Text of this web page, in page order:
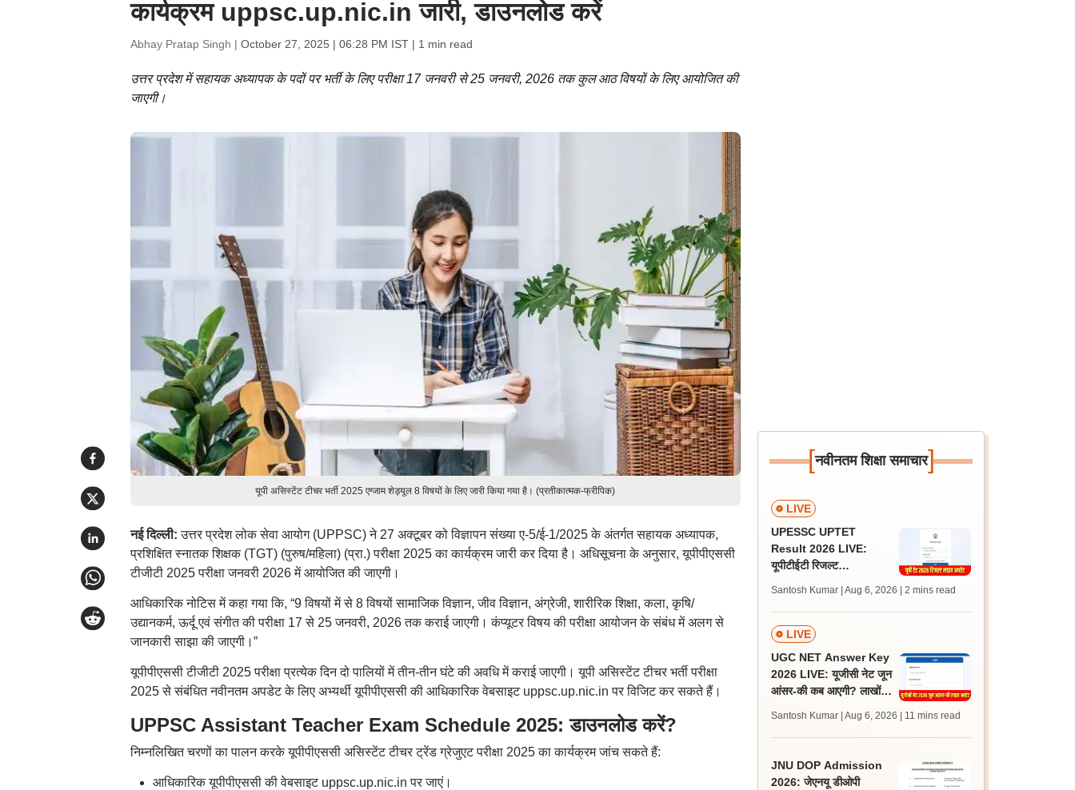
कार्यक्रम uppsc.up.nic.in जारी, डाउनलोड करें
Abhay Pratap Singh | October 27, 2025 | 06:28 PM IST| 1 min read
उत्तर प्रदेश में सहायक अध्यापक के पदों पर भर्ती के लिए परीक्षा 17 जनवरी से 25 जनवरी, 2026 तक कुल आठ विषयों के लिए आयोजित की
जाएगी।
यूपी असिस्टेंट टीचर भर्ती 2025 एग्जाम शेड्यूल 8 विषयों के लिए जारी किया गया है। (प्रतीकात्मक-फ्रीपिक)
नई दिल्ली: उत्तर प्रदेश लोक सेवा आयोग (UPPSC) ने 27 अक्टूबर को विज्ञापन संख्या ए-5/ई-1/2025 के अंतर्गत सहायक अध्यापक,
प्रशिक्षित स्नातक शिक्षक (TGT) (पुरुष/महिला) (प्रा.) परीक्षा 2025 का कार्यक्रम जारी कर दिया है। अधिसूचना के अनुसार, यूपीपीएससी
टीजीटी 2025 परीक्षा जनवरी 2026 में आयोजित की जाएगी।
आधिकारिक नोटिस में कहा गया कि, “9 विषयों में से 8 विषयों सामाजिक विज्ञान, जीव विज्ञान, अंग्रेजी, शारीरिक शिक्षा, कला, कृषि/
उद्यानकर्म, ऊर्दू एवं संगीत की परीक्षा 17 से 25 जनवरी, 2026 तक कराई जाएगी। कंप्यूटर विषय की परीक्षा आयोजन के संबंध में अलग से
जानकारी साझा की जाएगी।”
यूपीपीएससी टीजीटी 2025 परीक्षा प्रत्येक दिन दो पालियों में तीन-तीन घंटे की अवधि में कराई जाएगी। यूपी असिस्टेंट टीचर भर्ती परीक्षा
2025 से संबंधित नवीनतम अपडेट के लिए अभ्यर्थी यूपीपीएससी की आधिकारिक वेबसाइट uppsc.up.nic.in पर विजिट कर सकते हैं।
UPPSC Assistant Teacher Exam Schedule 2025: डाउनलोड करें?
निम्नलिखित चरणों का पालन करके यूपीपीएससी असिस्टेंट टीचर ट्रेंड ग्रेजुएट परीक्षा 2025 का कार्यक्रम जांच सकते हैं:
आधिकारिक यूपीपीएससी की वेबसाइट uppsc.up.nic.in पर जाएं।
[नवीनतम शिक्षा समाचार]
LIVE
UPESSC UPTET
Result 2026 LIVE:
यूपीटीईटी रिजल्ट
जल्द, जानें लेटेस्ट अपडेट,
पासिंग मार्क्स
Santosh Kumar | Aug 6, 2026 | 2 mins read
LIVE
UGC NET Answer Key
2026 LIVE: यूजीसी नेट जून
आंसर-की कब आएगी? लाखों
Santosh Kumar | Aug 6, 2026 | 11 mins read
JNU DOP Admission
2026: जेएनयू डीओपी